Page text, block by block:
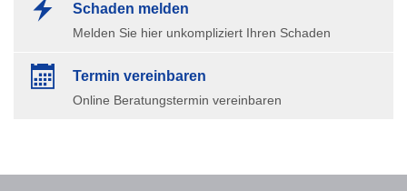
Schaden melden
Melden Sie hier unkompliziert Ihren Schaden
Termin ver­ein­baren
Online Beratungstermin vereinbaren